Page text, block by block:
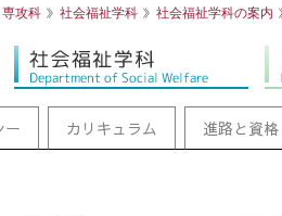
攻科 社会福祉学科 社会福祉学科の案内
ー カリキュラム 進路と資格